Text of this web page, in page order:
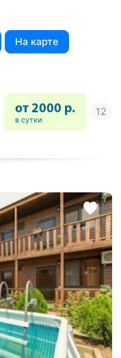
На карте
от 2000 р.
в сутки